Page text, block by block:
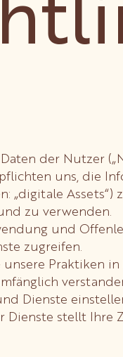
der Nutzer
uns, die
Assets“)
zu verwenden.
und
zugreifen.
Praktiken
Dienste
Dienste stellt Ihre